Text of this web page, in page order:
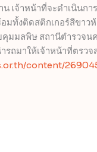
เจ้าหน้าที่จะดำเนินก
ทั้งติดสติกเกอร์สีขาวห้
มมลพิษ สถานีตำรวจน
ถมาให้เจ้าหน้าที่ตรว
content/